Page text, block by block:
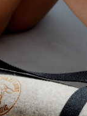
locale,
l'aire AOP
locale
puis feutrée